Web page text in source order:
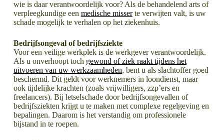
wie is daar verantwoordelijk voor? Als de behandelend arts of
verpleegkundige een medische misserte verwijten valt, is uw
schade mogelijk te verhalen op het ziekenhuis.
Bedrijfsongeval of bedrijfsziekte
Voor een veilige werkplek is de werkgever verantwoordelijk.
Als u onverhoopt toch gewond of ziek raakt tijdens het
uitvoeren van uw werkzaamheden, bent u als slachtoffer goed
beschermd. Dit geldt voor werknemers in loondienst, maar
ook tijdelijke krachten (zoals vrijwilligers, zzp’ers en
freelancers). Bij letselschade door bedrijfsongevallen of
bedrijfsziekten krijgt u te maken met complexe regelgeving en
bepalingen. Daarom is het verstandig om professionele
bijstand in te roepen.